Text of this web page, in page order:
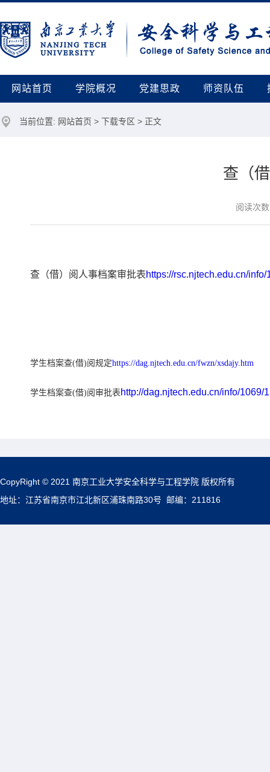
网站首页 学院概况 党建思政 师资队伍
当前位置: 网站首页 > 下载专区 > 正文
查（
阅读次
查（借）阅人事档案审批表https://rsc.njtech.edu.cn/
学生档案查(借)阅规定https://dag.njtech.edu.cn/fwzn/xsdajy.htm
学生档案查(借)阅审批表 http://dag.njtech.edu.cn/info/1069/
CopyRight © 2021 南京工业大学安全科学与工程学院 版权所有
地址：江苏省南京市江北新区浦珠南路30号 邮编：211816